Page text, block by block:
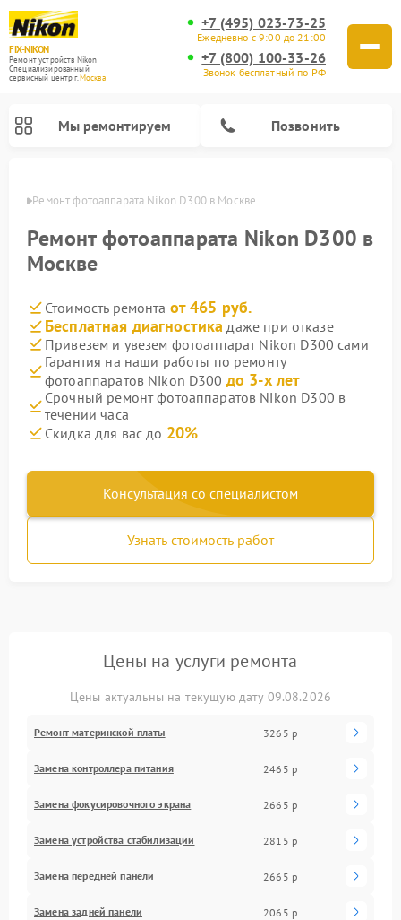
FIX-NIKON
Ремонт устройств Nikon
Специализированный
cервисный центр г.Москва
+7 (495) 023-73-25
Ежедневно с 9:00 до 21:00
+7 (800) 100-33-26
Звонок бесплатный по РФ
Мы ремонтируем Позвонить
Ремонт фотоаппарата Nikon D300 в Москве
Ремонт фотоаппарата Nikon D300 в
Москве
Стоимость ремонта от 465 руб.
Бесплатная диагностика даже при отказе
Привезем и увезем фотоаппарат Nikon D300 сами
Гарантия на наши работы по ремонту
фотоаппаратов Nikon D300 до 3-х лет
Срочный ремонт фотоаппаратов Nikon D300 в
течении часа
Скидка для вас до 20%
Консультация со специалистом
Узнать стоимость работ
Цены на услуги ремонта
Цены актуальны на текущую дату 09.08.2026
Ремонт материнской платы 3265 р
Замена контроллера питания 2465 р
Замена фокусировочного экрана 2665 р
Замена устройства стабилизации 2815 р
Замена передней панели 2665 р
Замена задней панели 2065 р